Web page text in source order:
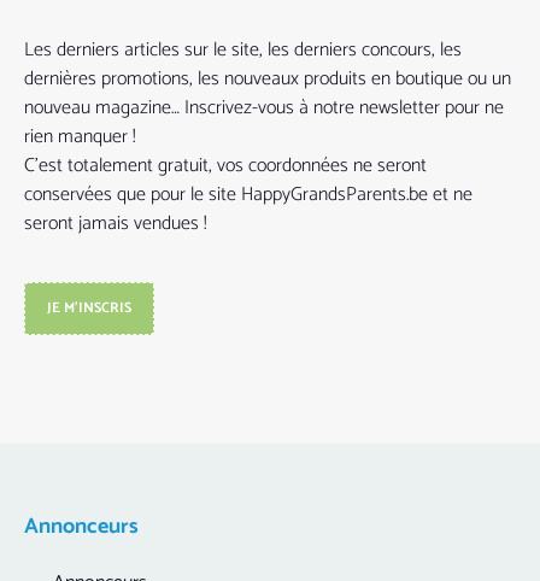
Les derniers articles sur le site, les derniers concours, les
dernières promotions, les nouveaux produits en boutique ou un
nouveau magazine… Inscrivez-vous à notre newsletter pour ne
rien manquer !
C’est totalement gratuit, vos coordonnées ne seront
conservées que pour le site HappyGrandsParents.be et ne
seront jamais vendues !
JE M'INSCRIS
Annonceurs